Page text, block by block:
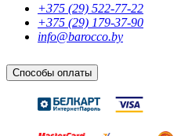
+375 (29) 522-77-22
+375 (29) 179-37-90
info@barocco.by
Способы оплаты